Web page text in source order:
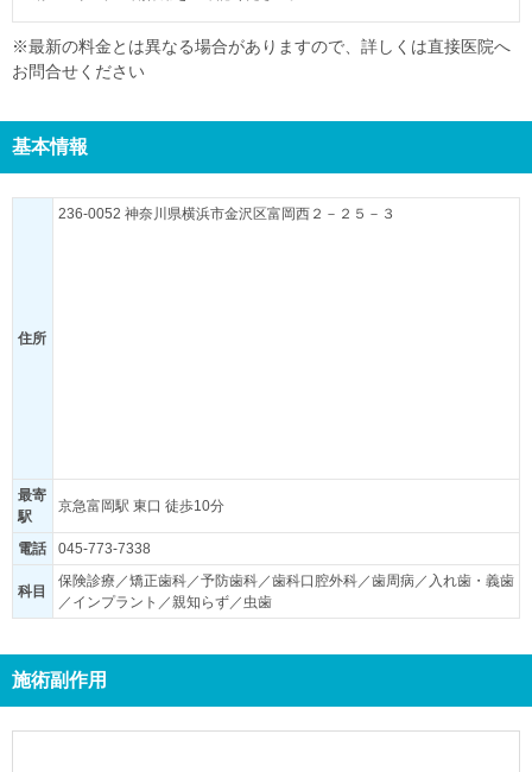
※最新の料金とは異なる場合がありますので、詳しくは直接医院へ
お問合せください
基本情報
住所
236-0052 神奈川県横浜市金沢区富岡西２－２５－３
最寄
駅
京急富岡駅 東口 徒歩10分
電話 045-773-7338
科目
保険診療／矯正歯科／予防歯科／歯科口腔外科／歯周病／入れ歯・義歯
／インプラント／親知らず／虫歯
施術副作用